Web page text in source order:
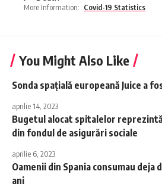
More Information: Covid-19 Statistics
You Might Also Like
Sonda spațială europeană Juice a
aprilie 14, 2023
Bugetul alocat spitalelor
din fondul de asigurări sociale
aprilie 6, 2023
Oamenii din Spania consumau deja
ani